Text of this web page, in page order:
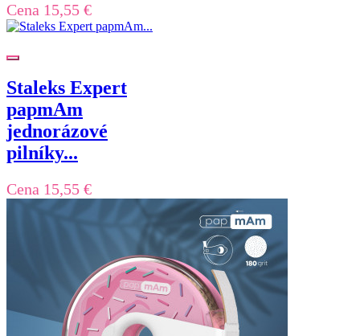
Cena 15,55 €
Staleks Expert
papmAm
jednorázové
pilníky...
Cena 15,55 €